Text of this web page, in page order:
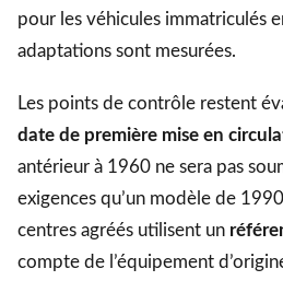
pour les véhicules immatriculés
adaptations sont mesurées.
Les points de contrôle restent
date de première mise en
antérieur à 1960 ne sera pas
exigences qu’un modèle de
centres agréés utilisent un
compte de l’équipement